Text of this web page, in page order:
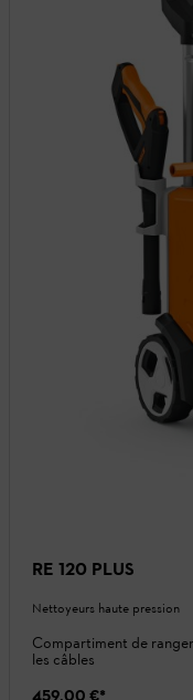
RE 120 PLUS
Nettoyeurs haute pression
Compartiment de
les câbles
459,00 €*